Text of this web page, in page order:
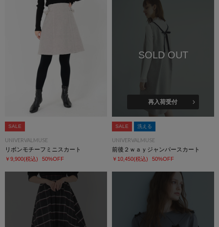
SALE
UNIVERVALMUSE
リボンモチーフミニスカート
￥9,900(税込) 50%OFF
SOLD OUT
再入荷受付
SALE 洗える
UNIVERVALMUSE
前後２ｗａｙジャンパースカート
￥10,450(税込) 50%OFF